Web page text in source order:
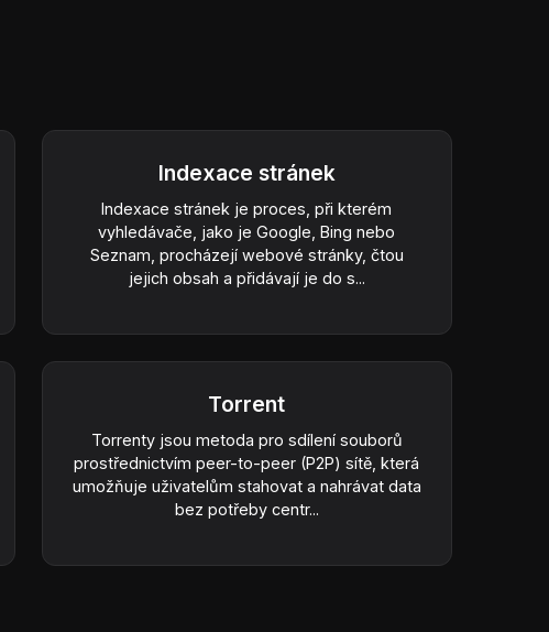
Indexace stránek
Indexace stránek je proces, při kterém
vyhledávače, jako je Google, Bing nebo
Seznam, procházejí webové stránky, čtou
jejich obsah a přidávají je do s...
Torrent
Torrenty jsou metoda pro sdílení souborů
prostřednictvím peer-to-peer (P2P) sítě, která
umožňuje uživatelům stahovat a nahrávat data
bez potřeby centr...